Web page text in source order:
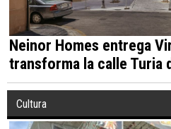
Neinor Homes entrega
transforma la calle Turia
Cultura